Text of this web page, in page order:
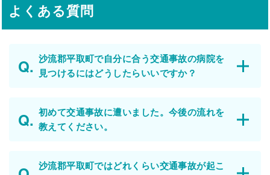
よくある質問
沙流郡平取町で自分に合う交通事故の病院を
見つけるにはどうしたらいいですか？
初めて交通事故に遭いました。今後の流れを
教えてください。
沙流郡平取町ではどれくらい交通事故が起こ